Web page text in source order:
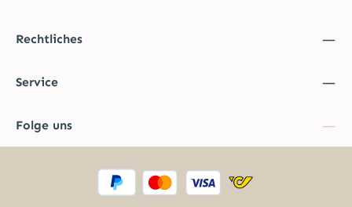
Rechtliches
Service
Folge uns